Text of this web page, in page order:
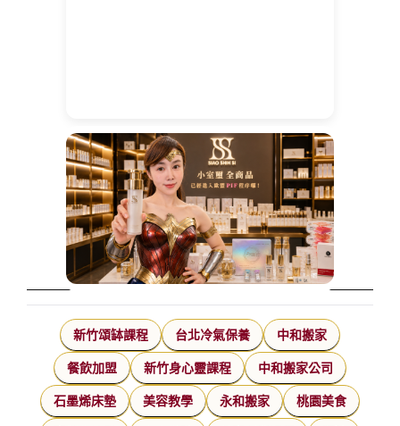
新竹頌缽課程 台北冷氣保養 中和搬家
餐飲加盟 新竹身心靈課程 中和搬家公司
石墨烯床墊 美容教學 永和搬家 桃園美食